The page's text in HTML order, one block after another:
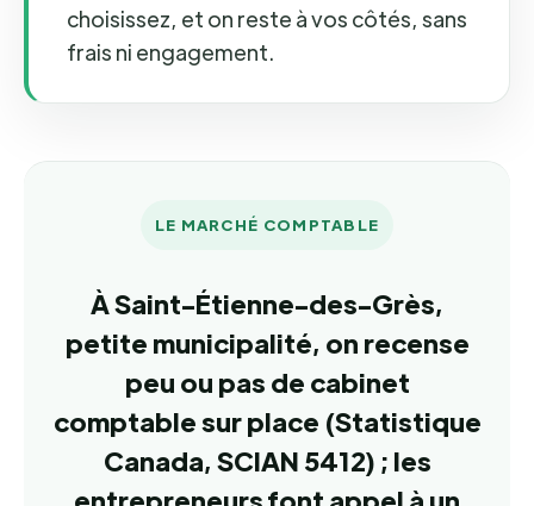
choisissez, et on reste à vos côtés, sans
frais ni engagement.
LE MARCHÉ COMPTABLE
À Saint-Étienne-des-Grès,
petite municipalité, on recense
peu ou pas de cabinet
comptable sur place (Statistique
Canada, SCIAN 5412) ; les